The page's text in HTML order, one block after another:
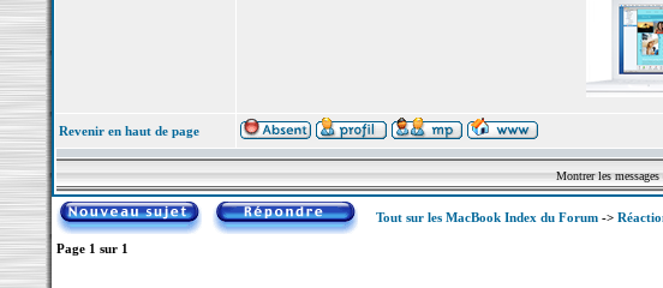
Revenir en haut de page
Montrer les
Tout sur les MacBook Index du Forum->
Page 1 sur 1